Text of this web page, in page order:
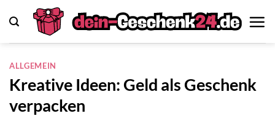
Inhalt
springen
ALLGEMEIN
Kreative Ideen: Geld als Geschenk
verpacken